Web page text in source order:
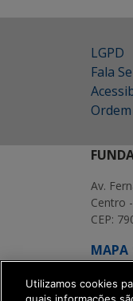
LGPD
Fala
Av.
Centro
CEP:
MAPA
Utilizamos cookies